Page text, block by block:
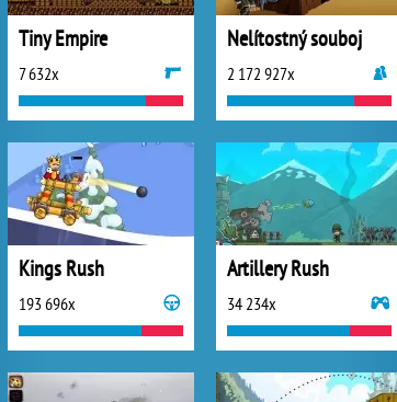
Tiny Empire
7 632x
Nelítostný souboj
2 172 927x
Kings Rush
193 696x
Artillery Rush
34 234x